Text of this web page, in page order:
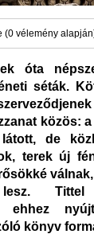
(0 vélemény
óta
séták.
közös:
de
terek új
lesz.
ehhez
könyv